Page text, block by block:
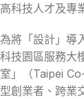
高科技人才及專
為將「設計」導
科技園區服務大
室」（Taipei
型創業者、跨業